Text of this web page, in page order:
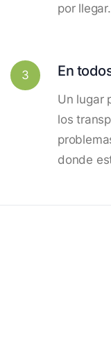
por llegar.
3 En
Un lugar
los
donde